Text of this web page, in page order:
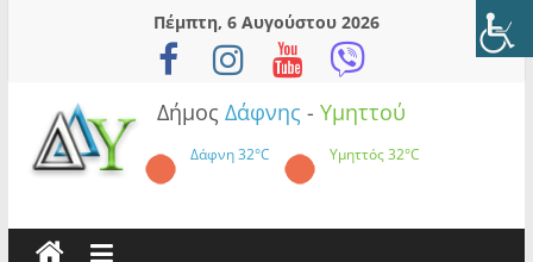
Πέμπτη, 6 Αυγούστου 2026
Δήμος Δάφνης - Υμηττού
Δάφνη32°C Υμηττός32°C